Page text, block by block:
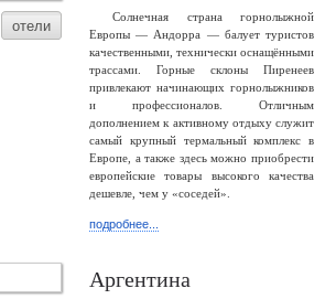
отели
Солнечная страна горнолыжной
Европы — Андорра — балует туристов
качественными, технически оснащёнными
трассами. Горные склоны Пиренеев
привлекают начинающих горнолыжников
и профессионалов. Отличным
дополнением к активному отдыху служит
самый крупный термальный комплекс в
Европе, а также здесь можно приобрести
европейские товары высокого качества
дешевле, чем у «соседей».
подробнее...
Аргентина